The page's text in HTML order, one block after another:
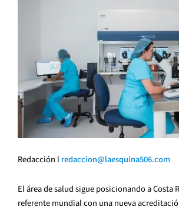
Redacción l redaccion@laesquina506.com
El área de salud sigue posicionando a Costa
referente mundial con una nueva